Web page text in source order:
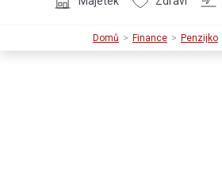
Domů Finance Penzijko